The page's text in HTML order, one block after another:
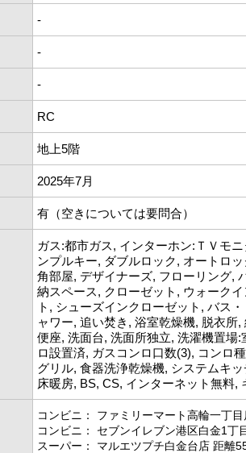
-
-
-
RC
地上5階
2025年7月
有（空きについては要問合）
ガス:都市ガス, インターホン:ＴＶモ
ンプルキー, ダブルロック, オートロ
角部屋, デザイナーズ, フローリング,
納スペース, クローゼット, ウォーク
ト, シューズインクローゼット, バス
ャワー, 追い焚き, 浴室乾燥機, 脱衣所,
便座, 洗面台, 洗面所独立, 洗濯機置場:
ロ設置済, ガスコンロ口数(3), コンロ
グリル, 食器洗浄乾燥機, システムキ
床暖房, BS, CS, インターネット無料,
コンビニ： ファミリーマート高輪一丁
コンビニ： セブンイレブン港区白金1丁
スーパー： マルエツプチ白金台店 距離